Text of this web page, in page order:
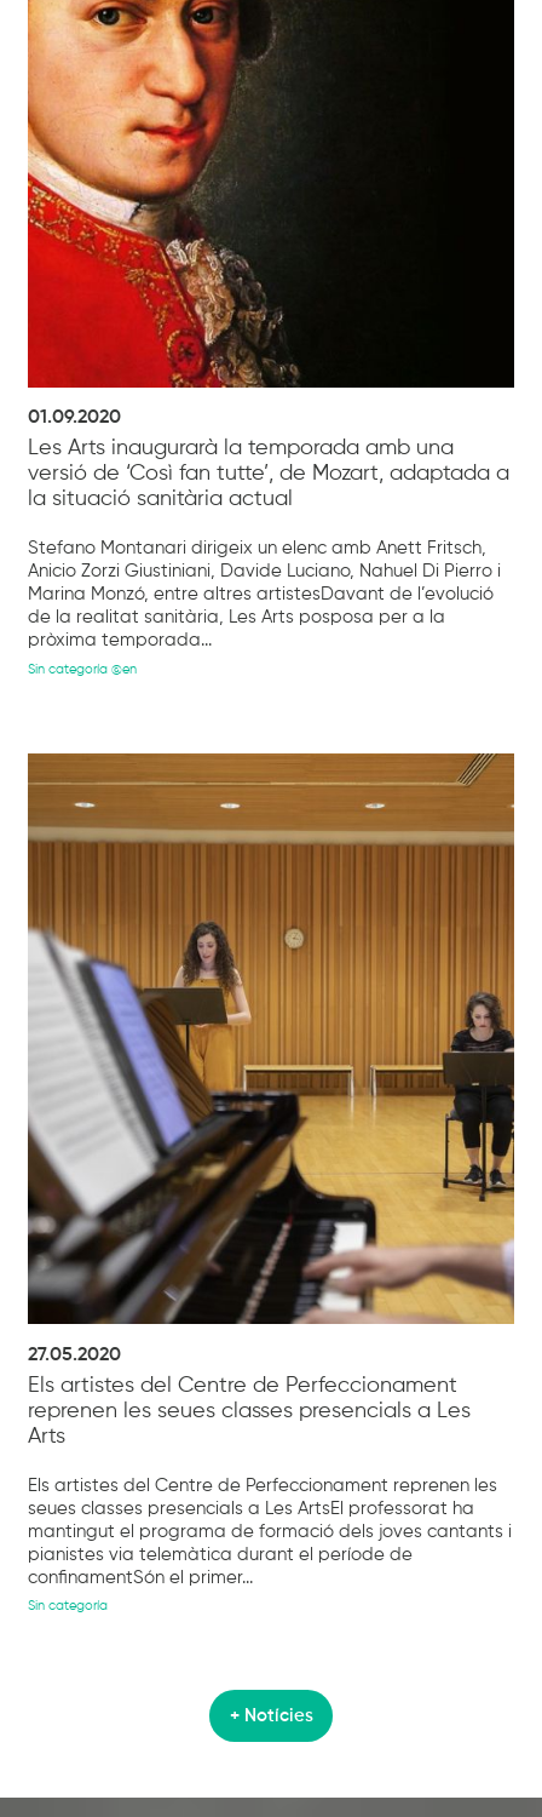
01.09.2020
Les Arts inaugurarà la temporada amb una
versió de ‘Così fan tutte’, de Mozart, adaptada a
la situació sanitària actual
Stefano Montanari dirigeix un elenc amb Anett Fritsch,
Anicio Zorzi Giustiniani, Davide Luciano, Nahuel Di Pierro i
Marina Monzó, entre altres artistesDavant de l’evolució
de la realitat sanitària, Les Arts posposa per a la
pròxima temporada...
Sin categoría @en
27.05.2020
Els artistes del Centre de Perfeccionament
reprenen les seues classes presencials a Les
Arts
Els artistes del Centre de Perfeccionament reprenen les
seues classes presencials a Les ArtsEl professorat ha
mantingut el programa de formació dels joves cantants i
pianistes via telemàtica durant el període de
confinamentSón el primer...
Sin categoría
+ Notícies